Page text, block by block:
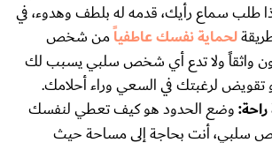
طلب سماع رأيك، قدمه له بلطف وهدوء، في
لحماية نفسك عاطفياًمن شخص
واثقاً ولا تدع أي شخص سلبي يسبب لك
لرغبتك في السعي وراء أحلامك.
وضع الحدود هو كيف تعطي لنفسك
سلبي، أنت بحاجة إلى مساحة حيث